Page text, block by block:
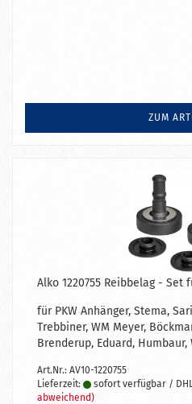
ZUM
Alko 1220755 Reibbelag - Set
für PKW Anhänger, Stema,
Trebbiner, WM Meyer,
Brenderup, Eduard, Humbaur,
Art.Nr.: AV10-1220755
Lieferzeit:
sofort verfügbar / DHL
abweichend)